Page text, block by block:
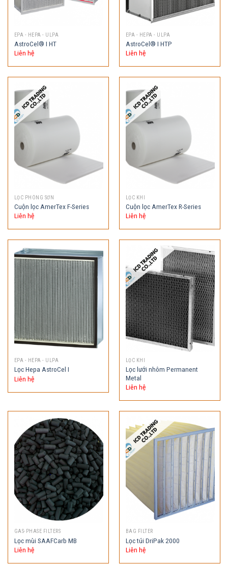
EPA - HEPA - ULPA
AstroCel® I HT
Liên hệ
EPA - HEPA - ULPA
AstroCel® I HTP
Liên hệ
LỌC PHÒNG SƠN
Cuộn lọc AmerTex F-Series
Liên hệ
LỌC KHI
Cuộn lọc AmerTex R-Series
Liên hệ
EPA - HEPA - ULPA
Lọc Hepa AstroCel I
Liên hệ
LỌC KHI
Lọc lưới nhôm Permanent
Metal
Liên hệ
GAS-PHASE FILTERS
Lọc mùi SAAFCarb MB
Liên hệ
BAG FILTER
Lọc túi DriPak 2000
Liên hệ